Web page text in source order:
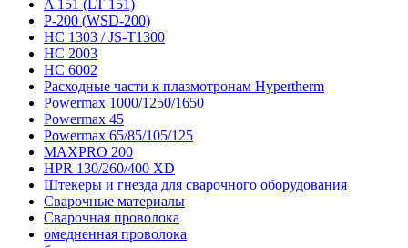
A 151 (LT 151)
P-200 (WSD-200)
HC 1303 / JS-T1300
HC 2003
HC 6002
Расходные части к плазмотронам Hypertherm
Powermax 1000/1250/1650
Powermax 45
Powermax 65/85/105/125
MAXPRO 200
HPR 130/260/400 XD
Штекеры и гнезда для сварочного оборудования
Сварочные материалы
Сварочная проволока
омедненная проволока